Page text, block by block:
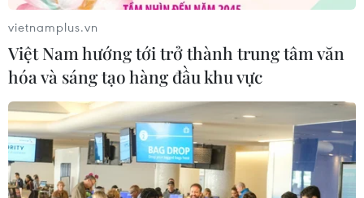
vietnamplus.vn
Việt Nam hướng tới trở thành trung tâm văn
hóa và sáng tạo hàng đầu khu vực